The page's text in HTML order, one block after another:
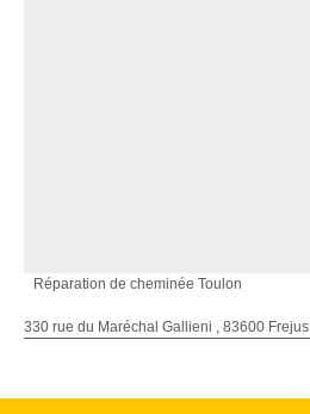
Réparation de cheminée Toulon
330 rue du Maréchal Gallieni , 83600 Frejus